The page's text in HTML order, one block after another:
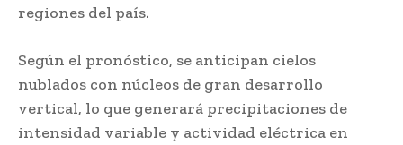
regiones del país.
Según el pronóstico, se anticipan cielos
nublados con núcleos de gran desarrollo
vertical, lo que generará precipitaciones de
intensidad variable y actividad eléctrica en